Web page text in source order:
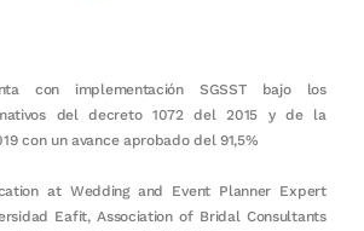
con implementación SGSST bajo los
del decreto 1072 del 2015 y de la
con un avance aprobado del 91,5%
at Wedding and Event Planner Expert
Eafit, Association of Bridal Consultants